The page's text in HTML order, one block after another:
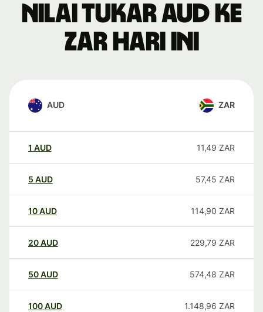
Nilai tukar AUD ke
ZAR hari ini
AUD ZAR
1 AUD 11,49 ZAR
5 AUD 57,45 ZAR
10AUD 114,90 ZAR
20AUD 229,79 ZAR
50AUD 574,48 ZAR
100AUD 1.148,96 ZAR